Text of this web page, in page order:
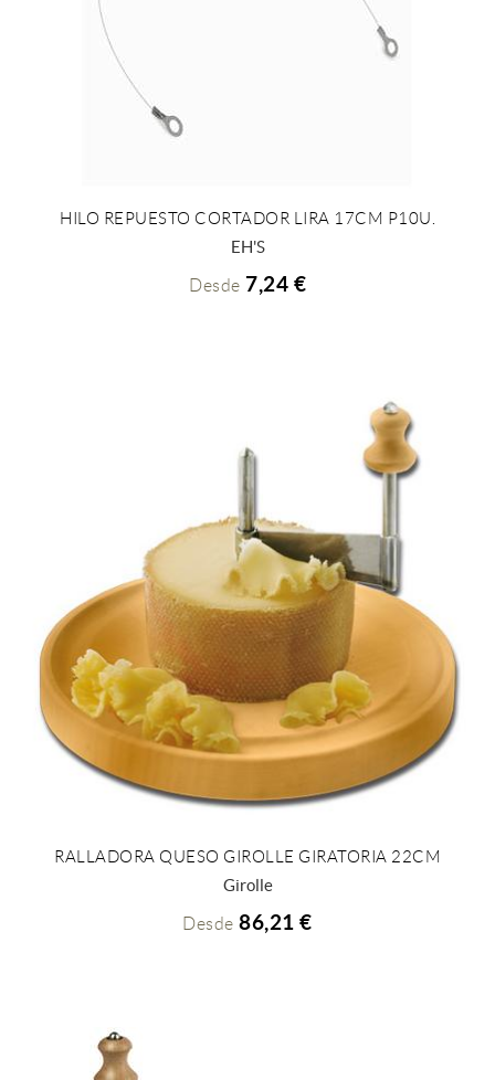
+ INFO
HILO REPUESTO CORTADOR LIRA 17CM P10U.
EH'S
Desde 7,24 €
+ INFO
RALLADORA QUESO GIROLLE GIRATORIA 22CM
Girolle
Desde 86,21 €